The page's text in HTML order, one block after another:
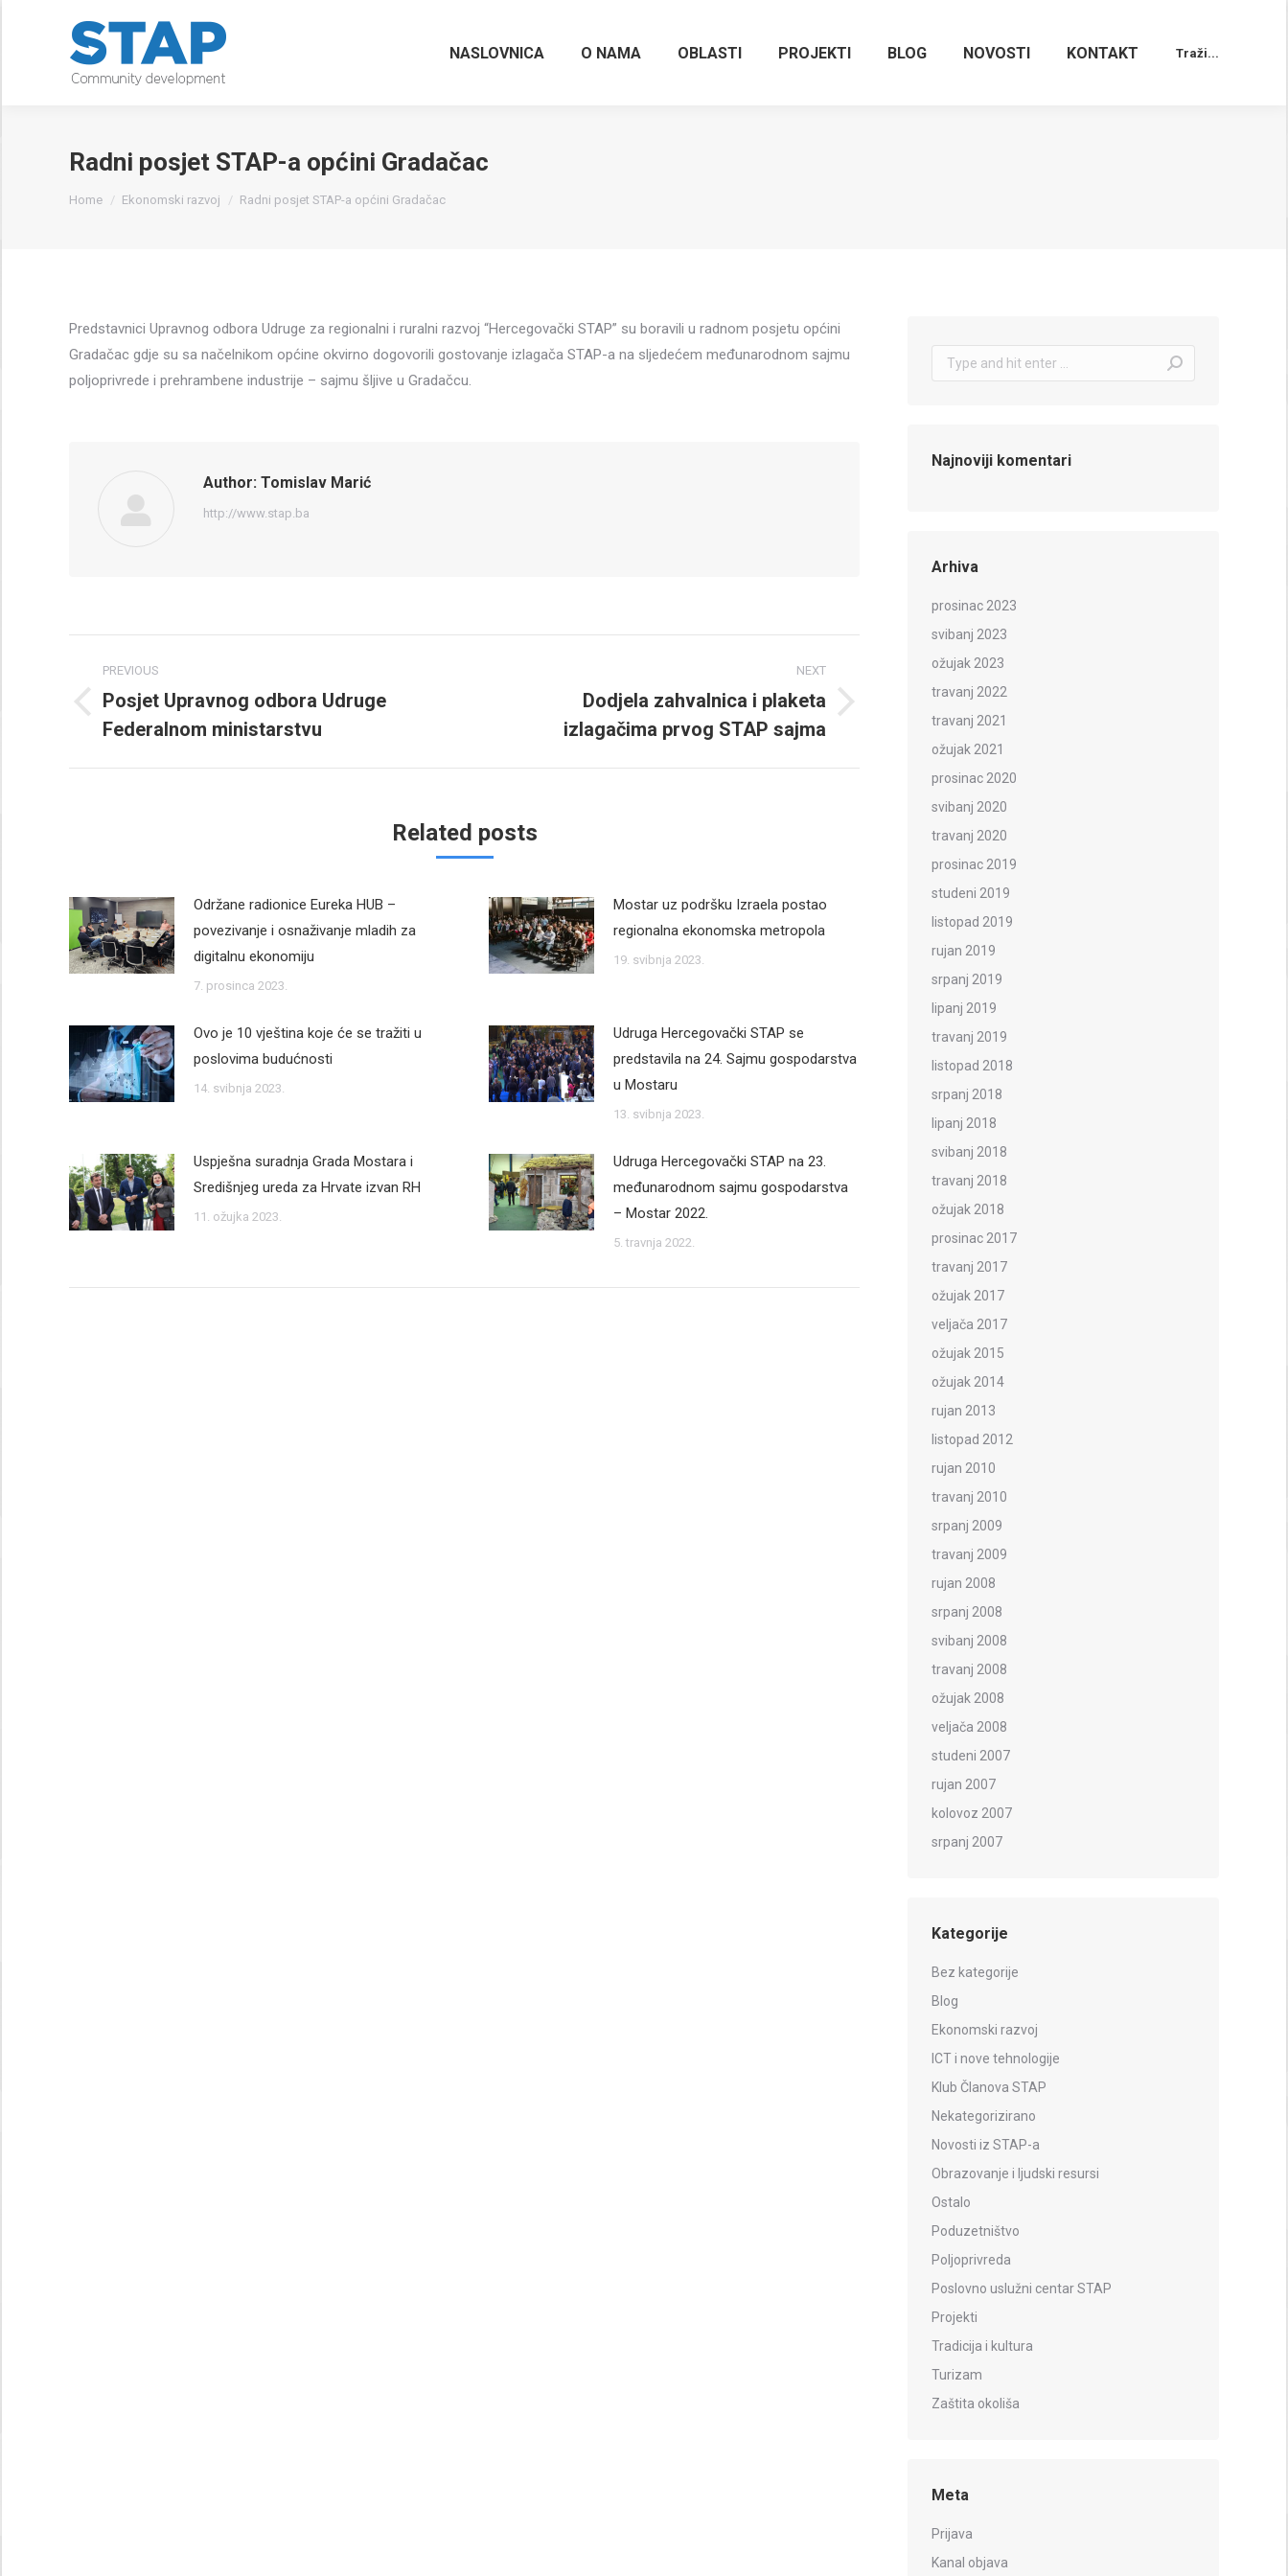
NASLOVNICA O NAMA OBLASTI PROJEKTI BLOG NOVOSTI KONTAKT Search:
Traži...
Radni posjet STAP-a općini Gradačac
You are here:
Home Ekonomski razvoj Radni posjet STAP-a općini Gradačac
Predstavnici Upravnog odbora Udruge za regionalni i ruralni razvoj “Hercegovački STAP” su boravili u radnom posjetu općini
Gradačac gdje su sa načelnikom općine okvirno dogovorili gostovanje izlagača STAP-a na sljedećem međunarodnom sajmu
poljoprivrede i prehrambene industrije – sajmu šljive u Gradačcu.
Author: Tomislav Marić
http://www.stap.ba
navigation
PREVIOUS
Previous
post:
Posjet Upravnog odbora Udruge
Federalnom ministarstvu
NEXT
Dodjela zahvalnica i plaketa
izlagačima prvog STAP sajma
Related posts
Održane radionice Eureka HUB –
povezivanje i osnaživanje mladih za
digitalnu ekonomiju
7. prosinca 2023.
Mostar uz podršku Izraela postao
regionalna ekonomska metropola
19. svibnja 2023.
Ovo je 10 vještina koje će se tražiti u
poslovima budućnosti
14. svibnja 2023.
Udruga Hercegovački STAP se
predstavila na 24. Sajmu gospodarstva
u Mostaru
13. svibnja 2023.
Uspješna suradnja Grada Mostara i
Središnjeg ureda za Hrvate izvan RH
11. ožujka 2023.
Udruga Hercegovački STAP na 23.
međunarodnom sajmu gospodarstva
– Mostar 2022.
5. travnja 2022.
Search:
Najnoviji komentari
Arhiva
prosinac 2023
svibanj 2023
ožujak 2023
travanj 2022
travanj 2021
ožujak 2021
prosinac 2020
svibanj 2020
travanj 2020
prosinac 2019
studeni 2019
listopad 2019
rujan 2019
srpanj 2019
lipanj 2019
travanj 2019
listopad 2018
srpanj 2018
lipanj 2018
svibanj 2018
travanj 2018
ožujak 2018
prosinac 2017
travanj 2017
ožujak 2017
veljača 2017
ožujak 2015
ožujak 2014
rujan 2013
listopad 2012
rujan 2010
travanj 2010
srpanj 2009
travanj 2009
rujan 2008
srpanj 2008
svibanj 2008
travanj 2008
ožujak 2008
veljača 2008
studeni 2007
rujan 2007
kolovoz 2007
srpanj 2007
Kategorije
Bez kategorije
Blog
Ekonomski razvoj
ICT i nove tehnologije
Klub Članova STAP
Nekategorizirano
Novosti iz STAP-a
Obrazovanje i ljudski resursi
Ostalo
Poduzetništvo
Poljoprivreda
Poslovno uslužni centar STAP
Projekti
Tradicija i kultura
Turizam
Zaštita okoliša
Meta
Prijava
Kanal objava